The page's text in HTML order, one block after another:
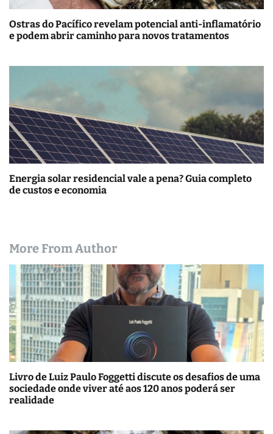
Ostras do Pacífico revelam potencial anti-inflamatório
e podem abrir caminho para novos tratamentos
Energia solar residencial vale a pena? Guia completo
de custos e economia
More From Author
Livro de Luiz Paulo Foggetti discute os desafios de uma
sociedade onde viver até aos 120 anos poderá ser
realidade